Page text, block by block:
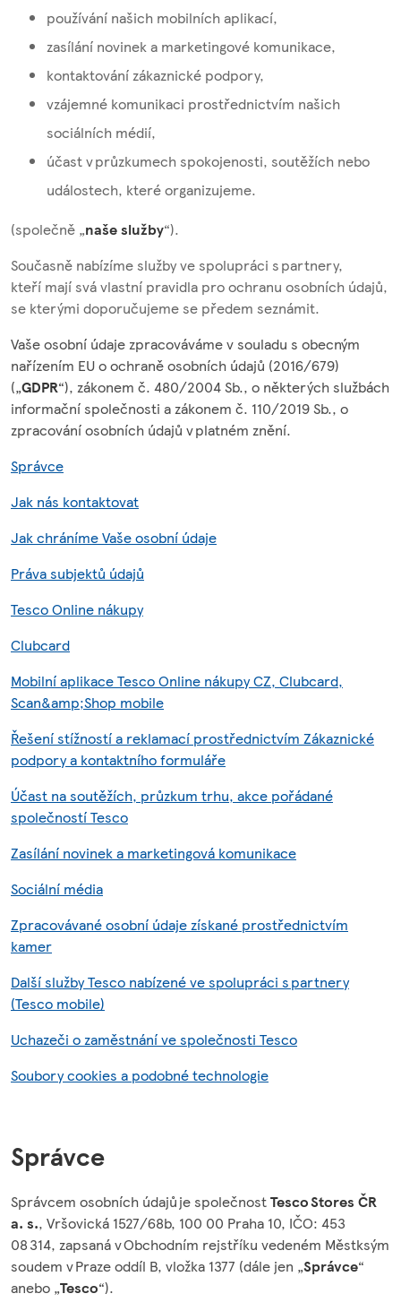
používání našich mobilních aplikací,
zasílání novinek a marketingové komunikace,
kontaktování zákaznické podpory,
vzájemné komunikaci prostřednictvím našich
sociálních médií,
účast v průzkumech spokojenosti, soutěžích nebo
událostech, které organizujeme.
(společně „naše služby“).
Současně nabízíme služby ve spolupráci s partnery,
kteří mají svá vlastní pravidla pro ochranu osobních údajů,
se kterými doporučujeme se předem seznámit.
Vaše osobní údaje zpracováváme v souladu s obecným
nařízením EU o ochraně osobních údajů (2016/679)
(„GDPR“), zákonem č. 480/2004 Sb., o některých službách
informační společnosti a zákonem č. 110/2019 Sb., o
zpracování osobních údajů v platném znění.
Správce
Jak nás kontaktovat
Jak chráníme Vaše osobní údaje
Práva subjektů údajů
Tesco Online nákupy
Clubcard
Mobilní aplikace Tesco Online nákupy CZ, Clubcard,
Scan&amp;Shop mobile
Řešení stížností a reklamací prostřednictvím Zákaznické
podpory a kontaktního formuláře
Účast na soutěžích, průzkum trhu, akce pořádané
společností Tesco
Zasílání novinek a marketingová komunikace
Sociální média
Zpracovávané osobní údaje získané prostřednictvím
kamer
Další služby Tesco nabízené ve spolupráci s partnery
(Tesco mobile)
Uchazeči o zaměstnání ve společnosti Tesco
Soubory cookies a podobné technologie
Správce
Správcem osobních údajů je společnostTesco Stores ČR
a. s., Vršovická 1527/68b, 100 00 Praha 10, IČO: 453
08 314, zapsaná v Obchodním rejstříku vedeném Městksým
soudem v Praze oddíl B, vložka 1377 (dále jen „Správce“
anebo „Tesco“).